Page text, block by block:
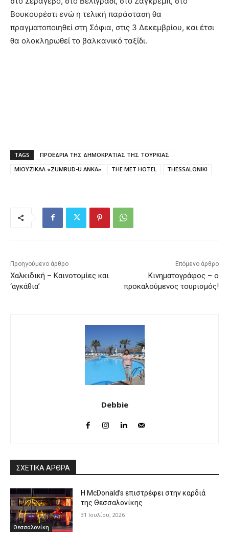
Βουκουρέστι ενώ η τελική παράσταση θα
πραγματοποιηθεί στη Σόφια, στις 3 Δεκεμβρίου, και έτσι
θα ολοκληρωθεί το βαλκανικό ταξίδι.
TAGS
ΠΡΟΕΔΡΙΑ ΤΗΣ ΔΗΜΟΚΡΑΤΙΑΣ ΤΗΣ ΤΟΥΡΚΙΑΣ
ΜΙΟΥΖΙΚΑΛ «ZUMRUD-U AΝΚΑ»
THE MET HOTEL THESSALONIKI
Προηγούμενο άρθρο
Χαλκιδική – Καινοτομίες και
‘αγκάθια’
Επόμενο άρθρο
Κινηματογράφος – ο
προκαλούμενος τουρισμός!
Debbie
ΣΧΕΤΙΚΑ ΑΡΘΡΑ
Θεσσαλονίκη
Η McDonald’s επιστρέφει στην καρδιά
της Θεσσαλονίκης
31 Ιουλίου, 2026